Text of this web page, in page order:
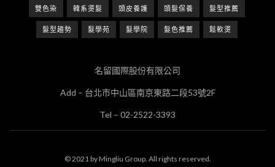
雙色染 韓系燙髮 頭皮養護 頭髮保養 髮型推薦
髮型趨勢 髮學苑 髮學院 髮色推薦 鬆軟燙
名留國際股份有限公司
Add – 台北市中山區南京東路二段53號2F
Tel – 02-2522-3393
© 2021 by Mingliu Group. All rights reserved.